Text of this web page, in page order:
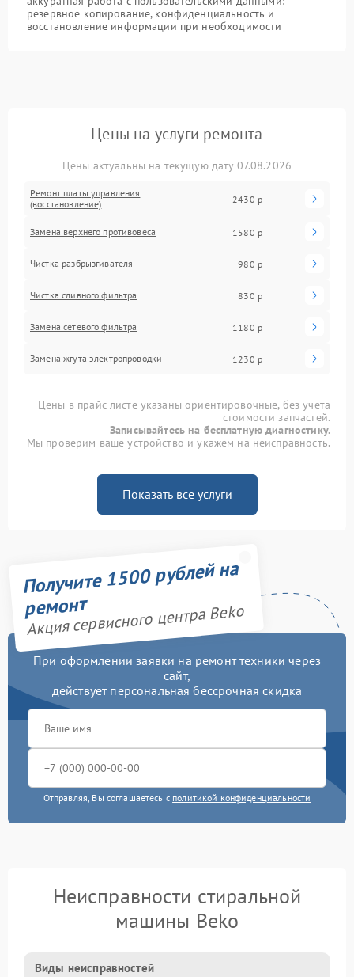
резервное копирование, конфиденциальность и
восстановление информации при необходимости
Цены на услуги ремонта
Цены актуальны на текущую дату 07.08.2026
Ремонт платы управления
(восстановление)
2430 р
Замена верхнего противовеса 1580 р
Чистка разбрызгивателя 980 р
Чистка сливного фильтра 830 р
Замена сетевого фильтра 1180 р
Замена жгута электропроводки 1230 р
Цены в прайс-листе указаны ориентировочные, без учета
стоимости запчастей.
Записывайтесь на бесплатную диагностику.
Мы проверим ваше устройство и укажем на неисправность.
Показать все услуги
Получите 1500 рублей на
ремонт
Акция сервисного центра Beko
При оформлении заявки на ремонт техники через
сайт,
действует персональная бессрочная скидка
Отправляя, Вы соглашаетесь с политикой конфиденциальности
Неисправности стиральной
машины Beko
Виды неисправностей